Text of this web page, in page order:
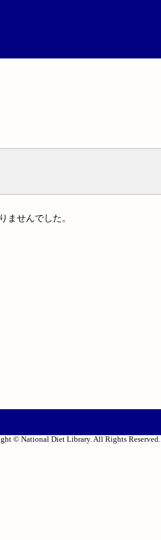
ませんでした。
© National Diet Library. All Rights Reserved.